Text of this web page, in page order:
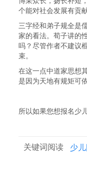
个能对社会发展有贡
三字经和弟子规全是
家的看法。荀子讲的
吗？尽管作者不建议
束。
在这一点中道家思想
是因为天地有规矩可
所以如果您想报名少
关键词阅读 少